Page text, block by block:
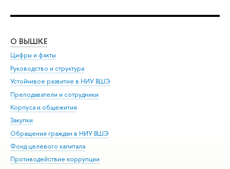
О ВЫШКЕ
Цифры и факты
Руководство и структура
Устойчивое развитие в НИУ ВШЭ
Преподаватели и сотрудники
Корпуса и общежития
Закупки
Обращения граждан в НИУ ВШЭ
Фонд целевого капитала
Противодействие коррупции